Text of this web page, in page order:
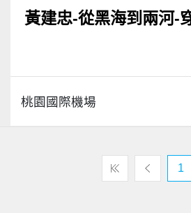
黃建忠-從黑海到兩河-
桃園國際機場
1